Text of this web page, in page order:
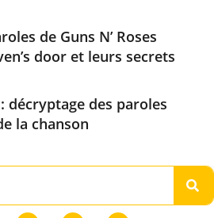
de Guns N’ Roses
door et leurs secrets
décryptage des paroles
la chanson